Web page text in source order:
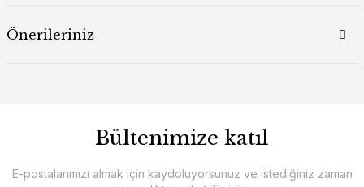
Önerileriniz
Bültenimize katıl
E-postalarımızı almak için kaydoluyorsunuz ve istediğiniz zaman